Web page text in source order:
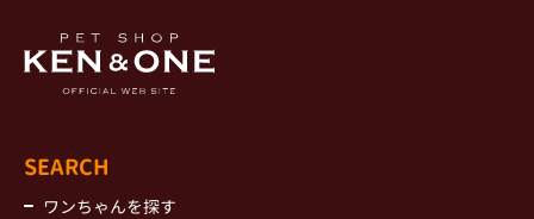
SEARCH
ワンちゃんを探す